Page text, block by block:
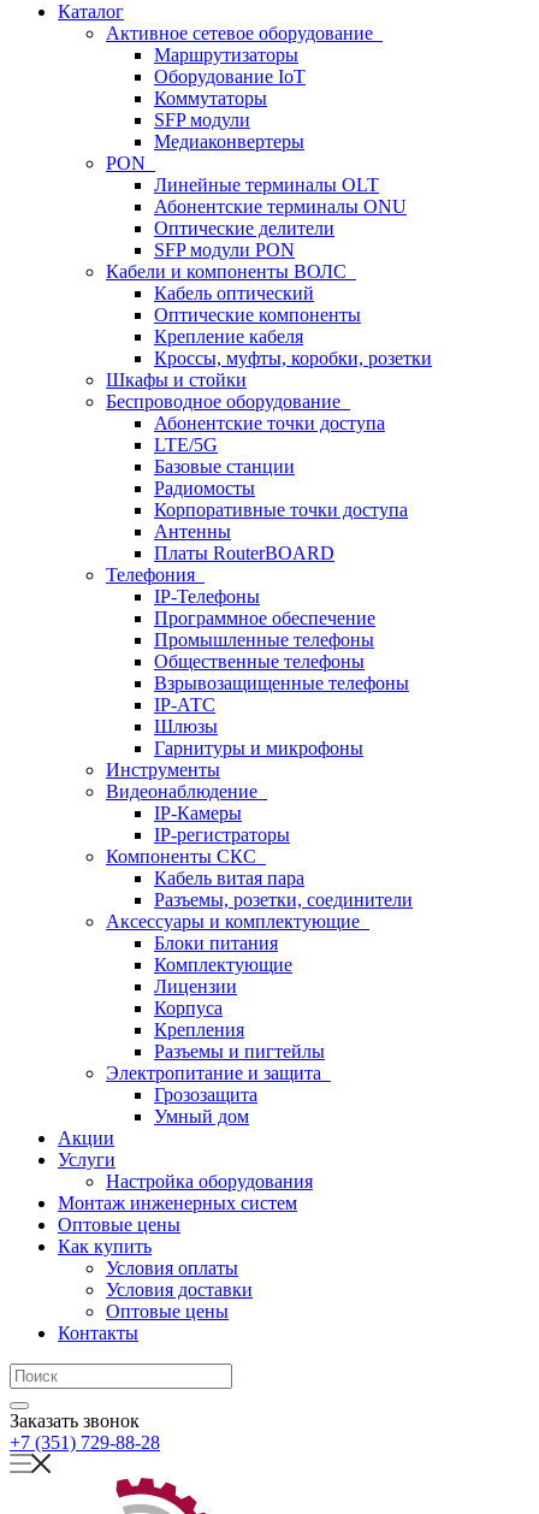
Каталог
Активное сетевое оборудование
Маршрутизаторы
Оборудование IoT
Коммутаторы
SFP модули
Медиаконвертеры
PON
Линейные терминалы OLT
Абонентские терминалы ONU
Оптические делители
SFP модули PON
Кабели и компоненты ВОЛС
Кабель оптический
Оптические компоненты
Крепление кабеля
Кроссы, муфты, коробки, розетки
Шкафы и стойки
Беспроводное оборудование
Абонентские точки доступа
LTE/5G
Базовые станции
Радиомосты
Корпоративные точки доступа
Антенны
Платы RouterBOARD
Телефония
IP-Телефоны
Программное обеспечение
Промышленные телефоны
Общественные телефоны
Взрывозащищенные телефоны
IP-АТС
Шлюзы
Гарнитуры и микрофоны
Инструменты
Видеонаблюдение
IP-Камеры
IP-регистраторы
Компоненты СКС
Кабель витая пара
Разъемы, розетки, соединители
Аксессуары и комплектующие
Блоки питания
Комплектующие
Лицензии
Корпуса
Крепления
Разъемы и пигтейлы
Электропитание и защита
Грозозащита
Умный дом
Акции
Услуги
Настройка оборудования
Монтаж инженерных систем
Оптовые цены
Как купить
Условия оплаты
Условия доставки
Оптовые цены
Контакты
Заказать звонок
+7 (351) 729-88-28